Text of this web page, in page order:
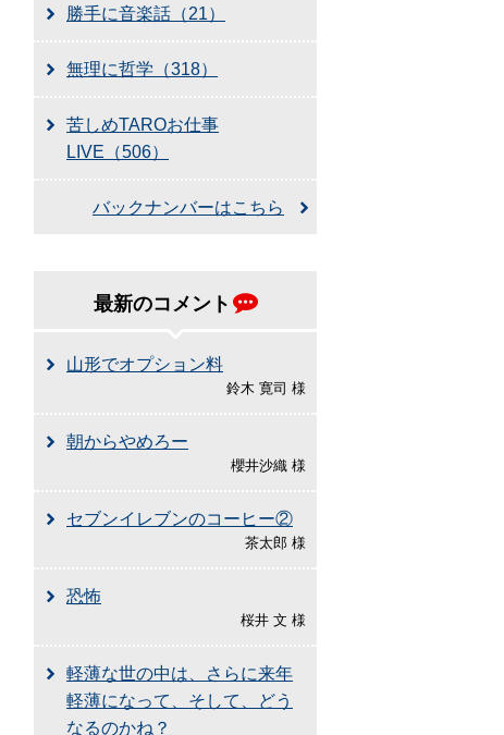
勝手に音楽話（21）
無理に哲学（318）
苦しめTAROお仕事
LIVE（506）
バックナンバーはこちら
最新のコメント
山形でオプション料
鈴木 寛司 様
朝からやめろー
櫻井沙織 様
セブンイレブンのコーヒー②
茶太郎 様
恐怖
桜井 文 様
軽薄な世の中は、さらに来年
軽薄になって、そして、どう
なるのかね？